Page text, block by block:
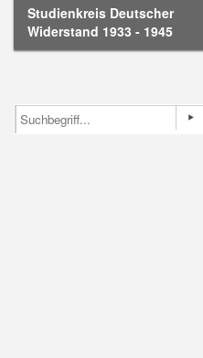
Studienkreis Deutscher
Widerstand 1933 - 1945